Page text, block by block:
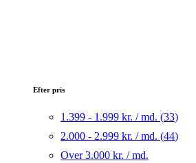
Efter pris
1.399 - 1.999 kr. / md. (33)
2.000 - 2.999 kr. / md. (44)
Over 3.000 kr. / md.